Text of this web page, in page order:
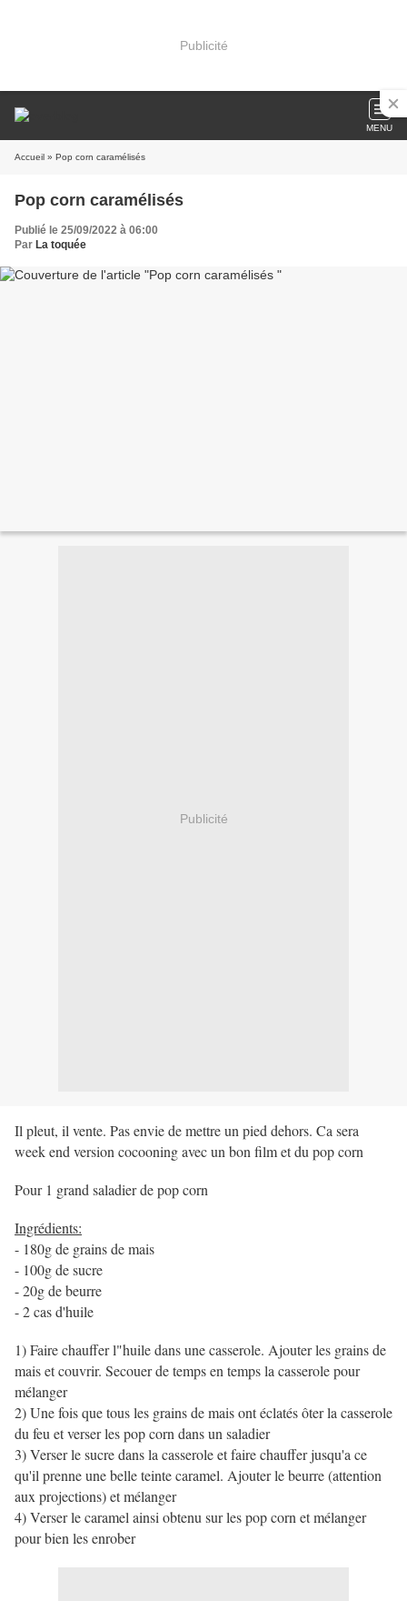
Publicité
MENU
Accueil » Pop corn caramélisés
Pop corn caramélisés
Publié le 25/09/2022 à 06:00
Par La toquée
Publicité
Il pleut, il vente. Pas envie de mettre un pied dehors. Ca sera
week end version cocooning avec un bon film et du pop corn
Pour 1 grand saladier de pop corn
Ingrédients:
- 180g de grains de mais
- 100g de sucre
- 20g de beurre
- 2 cas d'huile
1) Faire chauffer l"huile dans une casserole. Ajouter les grains de
mais et couvrir. Secouer de temps en temps la casserole pour
mélanger
2) Une fois que tous les grains de mais ont éclatés ôter la casserole
du feu et verser les pop corn dans un saladier
3) Verser le sucre dans la casserole et faire chauffer jusqu'a ce
qu'il prenne une belle teinte caramel. Ajouter le beurre (attention
aux projections) et mélanger
4) Verser le caramel ainsi obtenu sur les pop corn et mélanger
pour bien les enrober